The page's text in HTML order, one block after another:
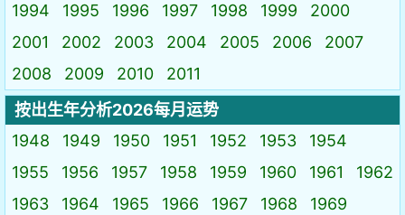
1994
1995 1996 1997 1998 1999
2000
2001
2002 2003 2004 2005 2006
2007
2008
2009 2010
2011
按出生年分析2026每月运势
1948
1949 1950 1951 1952 1953
1954
1955
1956 1957 1958 1959 1960 1961
1962
1963
1964 1965 1966 1967 1968
1969